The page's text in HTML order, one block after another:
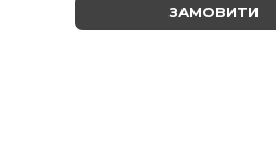
ЗАМОВИТИ